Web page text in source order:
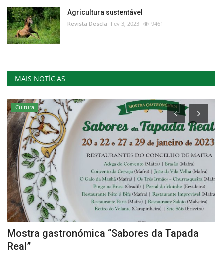
Agricultura sustentável
Revista Descla Fev 3, 2023 9461
MAIS NOTÍCIAS
Cultura
Mostra gastronómica “Sabores da Tapada
Real”